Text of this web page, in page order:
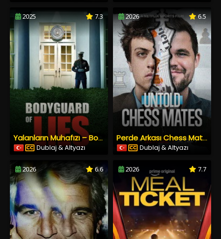
2025 7.3
Yalanların Muhafızı – Bodyguard of Lies
Dublaj & Altyazı
2026 6.5
Perde Arkası Chess Mates – Untold: Chess Mates
Dublaj & Altyazı
2026 6.6 2026 7.7